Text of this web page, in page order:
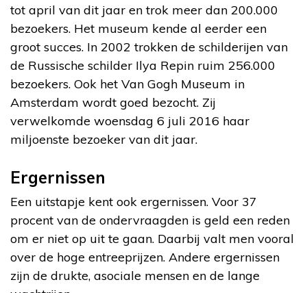
tot april van dit jaar en trok meer dan 200.000
bezoekers. Het museum kende al eerder een
groot succes. In 2002 trokken de schilderijen van
de Russische schilder Ilya Repin ruim 256.000
bezoekers. Ook het Van Gogh Museum in
Amsterdam wordt goed bezocht. Zij
verwelkomde woensdag 6 juli 2016 haar
miljoenste bezoeker van dit jaar.
Ergernissen
Een uitstapje kent ook ergernissen. Voor 37
procent van de ondervraagden is geld een reden
om er niet op uit te gaan. Daarbij valt men vooral
over de hoge entreeprijzen. Andere ergernissen
zijn de drukte, asociale mensen en de lange